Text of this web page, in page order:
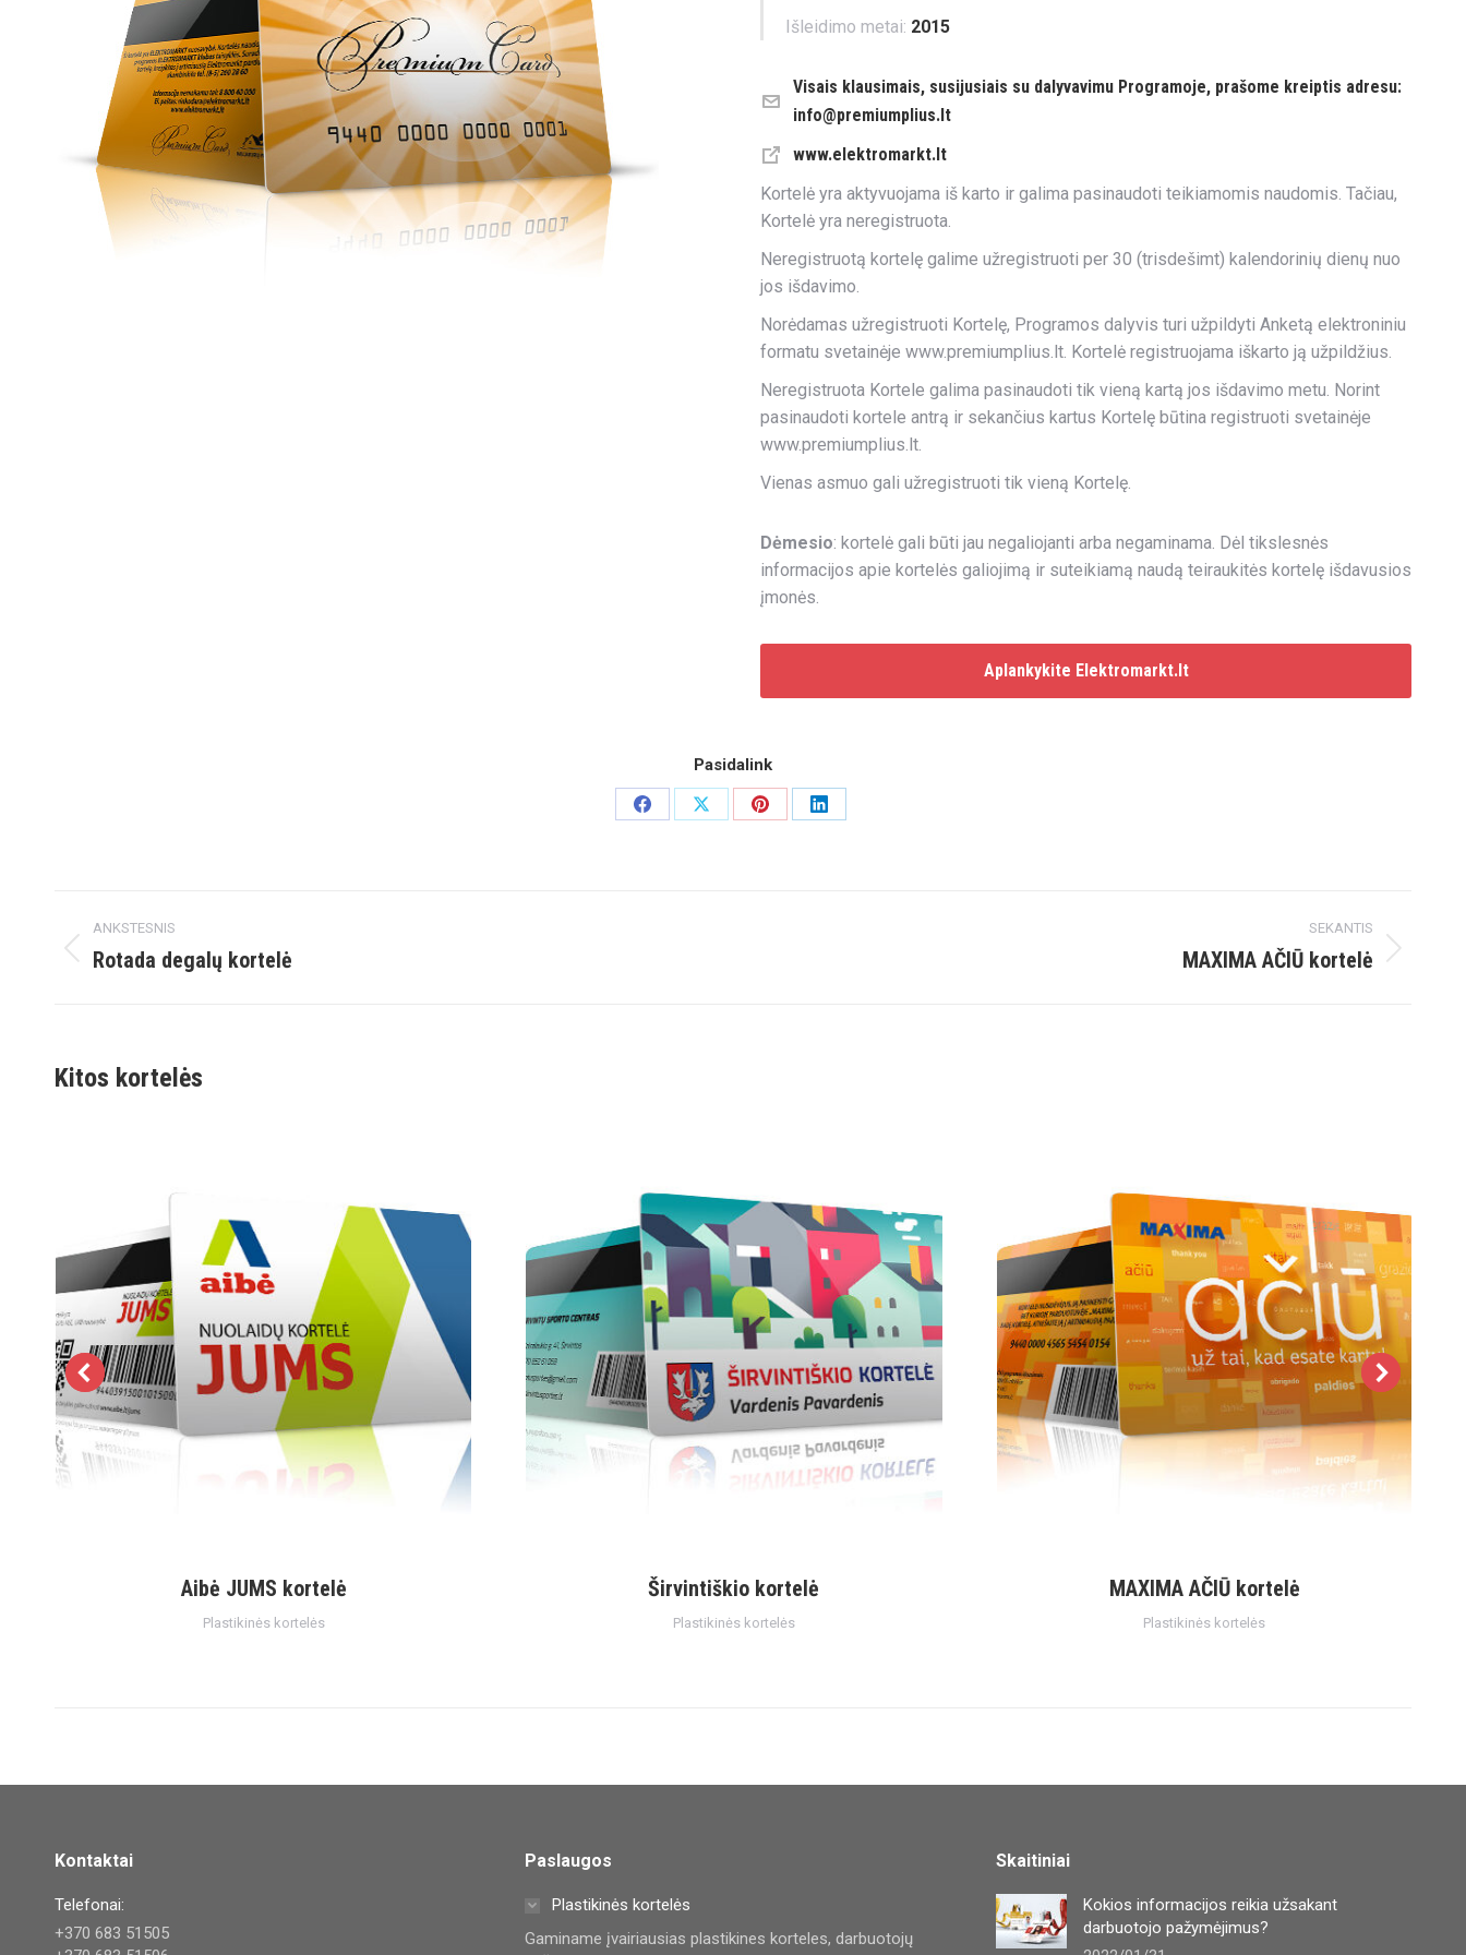
Išleidimo metai: 2015
Visais klausimais, susijusiais su dalyvavimu Programoje, prašome kreiptis adresu:
info@premiumplius.lt
www.elektromarkt.lt
Kortelė yra aktyvuojama iš karto ir galima pasinaudoti teikiamomis naudomis. Tačiau,
Kortelė yra neregistruota.
Neregistruotą kortelę galime užregistruoti per 30 (trisdešimt) kalendorinių dienų nuo
jos išdavimo.
Norėdamas užregistruoti Kortelę, Programos dalyvis turi užpildyti Anketą elektroniniu
formatu svetainėje www.premiumplius.lt. Kortelė registruojama iškarto ją užpildžius.
Neregistruota Kortele galima pasinaudoti tik vieną kartą jos išdavimo metu. Norint
pasinaudoti kortele antrą ir sekančius kartus Kortelę būtina registruoti svetainėje
www.premiumplius.lt.
Vienas asmuo gali užregistruoti tik vieną Kortelę.
Dėmesio: kortelė gali būti jau negaliojanti arba negaminama. Dėl tikslesnės
informacijos apie kortelės galiojimą ir suteikiamą naudą teiraukitės kortelę išdavusios
įmonės.
Aplankykite Elektromarkt.lt
Pasidalink
Share
Share
Share
Share
Project
navigation
ANKSTESNIS
Previous
Rotada degalų kortelė
SEKANTIS
MAXIMA AČIŪ kortelė
Kitos kortelės
Aibė JUMS kortelė
Plastikinės kortelės
Širvintiškio kortelė
Plastikinės kortelės
MAXIMA AČIŪ kortelė
Plastikinės kortelės
Kontaktai
Telefonai:
+370 683 51505
Paslaugos
Plastikinės kortelės
Gaminame įvairiausias plastikines korteles, darbuotojų
Skaitiniai
Kokios informacijos reikia užsakant
darbuotojo pažymėjimus?